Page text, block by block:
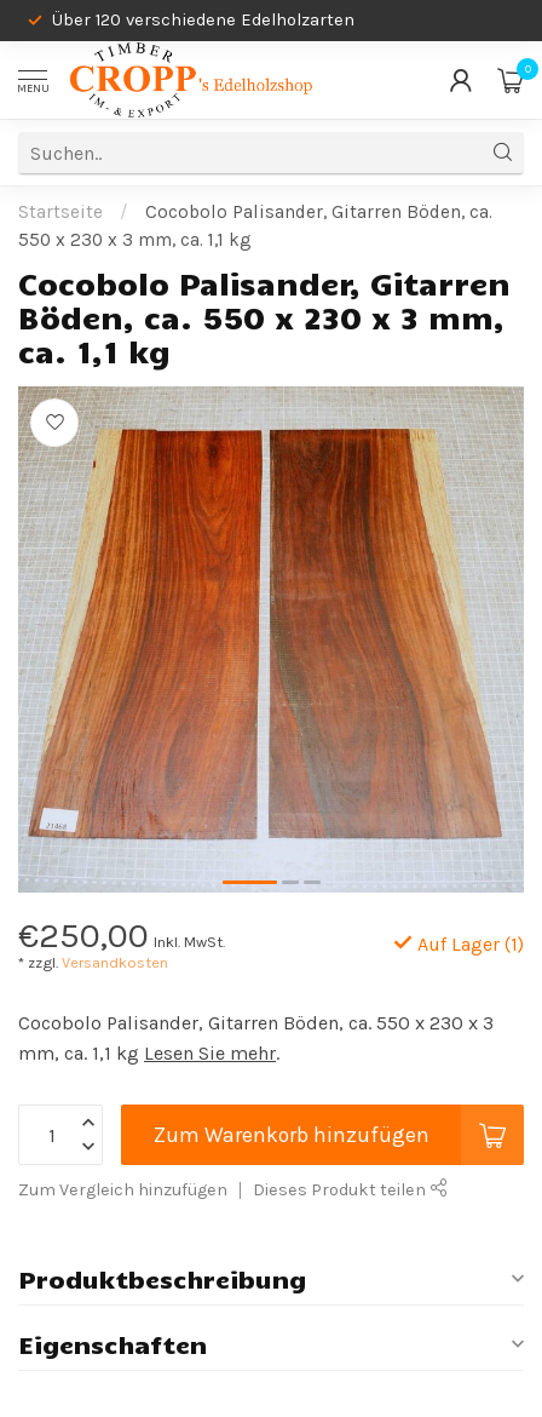
Über 120 verschiedene Edelholzarten
MENU
0
Startseite /
Cocobolo Palisander, Gitarren Böden, ca.
550 x 230 x 3 mm, ca. 1,1 kg
Cocobolo Palisander, Gitarren
Böden, ca. 550 x 230 x 3 mm,
ca. 1,1 kg
€250,00 Inkl. MwSt.
* zzgl. Versandkosten
Auf Lager (1)
Cocobolo Palisander, Gitarren Böden, ca. 550 x 230 x 3
mm, ca. 1,1 kg Lesen Sie mehr.
Zum Warenkorb hinzufügen
Zum Vergleich hinzufügen Dieses Produkt teilen
Produktbeschreibung
Eigenschaften